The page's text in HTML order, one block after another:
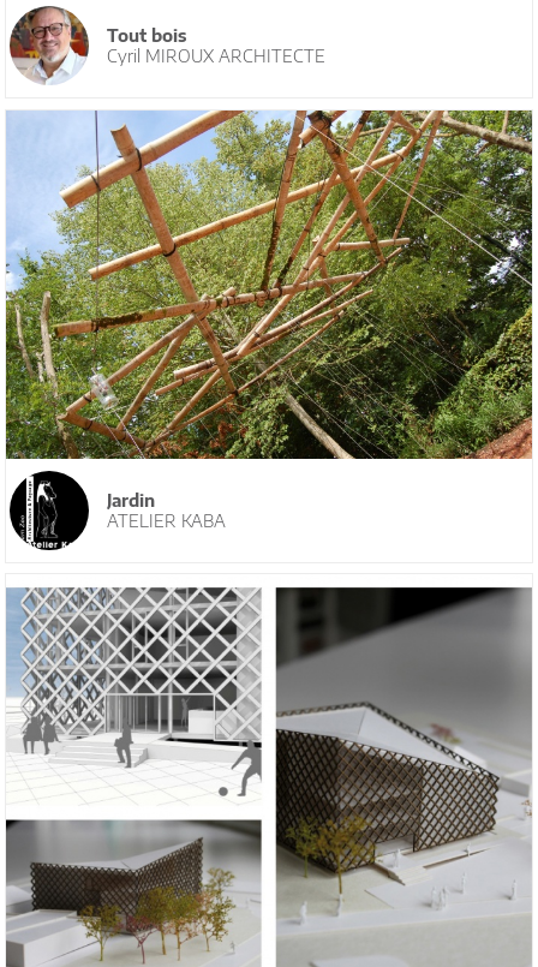
Tout bois
Cyril MIROUX ARCHITECTE
Jardin
ATELIER KABA